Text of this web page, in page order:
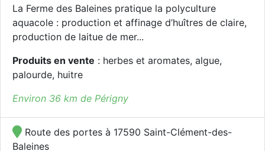
La Ferme des Baleines pratique la polyculture
aquacole : production et affinage d’huîtres de claire,
production de laitue de mer...
Produits en vente : herbes et aromates, algue,
palourde, huitre
Environ 36 km de Périgny
Route des portes à 17590 Saint-Clément-des-
Baleines